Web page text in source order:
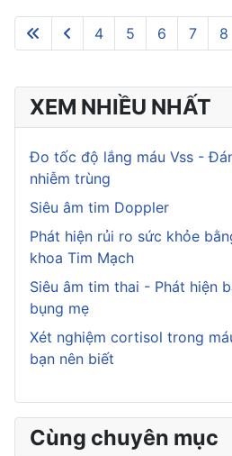
4 5 6 7 8
XEM NHIỀU NHẤT
Đo tốc độ lắng máu Vss -
nhiễm trùng
Siêu âm tim Doppler
Phát hiện rủi ro sức khỏe
khoa Tim Mạch
Siêu âm tim thai - Phát hiện
bụng mẹ
Xét nghiệm cortisol trong
bạn nên biết
Cùng chuyên mục